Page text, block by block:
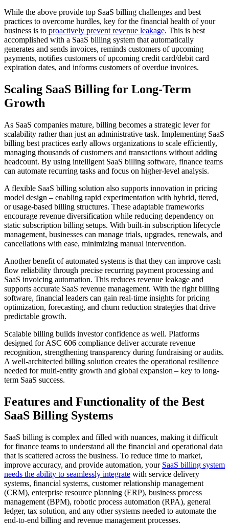
While the above provide top SaaS billing challenges and best
practices to overcome hurdles, key for the financial health of your
business is to proactively prevent revenue leakage. This is best
accomplished with a SaaS billing system that automatically
generates and sends invoices, reminds customers of upcoming
payments, notifies customers of upcoming credit card/debit card
expiration dates, and informs customers of overdue invoices.
Scaling SaaS Billing for Long-Term
Growth
As SaaS companies mature, billing becomes a strategic lever for
scalability rather than just an administrative task. Implementing SaaS
billing best practices early allows organizations to scale efficiently,
managing thousands of customers and transactions without adding
headcount. By using intelligent SaaS billing software, finance teams
can automate recurring tasks and focus on higher-level analysis.
A flexible SaaS billing solution also supports innovation in pricing
model design – enabling rapid experimentation with hybrid, tiered,
or usage-based billing structures. These adaptable frameworks
encourage revenue diversification while reducing dependency on
static subscription billing setups. With built-in subscription lifecycle
management, businesses can manage trials, upgrades, renewals, and
cancellations with ease, minimizing manual intervention.
Another benefit of automated systems is that they can improve cash
flow reliability through precise recurring payment processing and
SaaS invoicing automation. This reduces revenue leakage and
supports accurate SaaS revenue management. With the right billing
software, financial leaders can gain real-time insights for pricing
optimization, forecasting, and churn reduction strategies that drive
predictable growth.
Scalable billing builds investor confidence as well. Platforms
designed for ASC 606 compliance deliver accurate revenue
recognition, strengthening transparency during fundraising or audits.
A well-architected billing solution creates the operational resilience
needed for multi-entity growth and global expansion – key to long-
term SaaS success.
Features and Functionality of the Best
SaaS Billing Systems
SaaS billing is complex and filled with nuances, making it difficult
for finance teams to understand all the financial and operational data
that is scattered across the business. To reduce time to market,
improve accuracy, and provide automation, your SaaS billing system
needs the ability to seamlessly integrate with service delivery
systems, financial systems, customer relationship management
(CRM), enterprise resource planning (ERP), business process
management (BPM), robotic process automation (RPA), general
ledger, tax solution, and any other systems needed to automate the
end-to-end billing and revenue management processes.